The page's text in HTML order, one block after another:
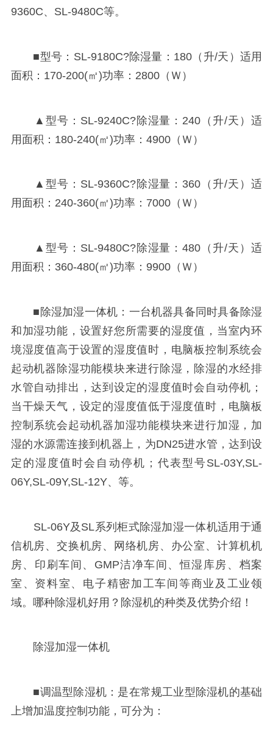
9360C、SL-9480C等。
■型号：SL-9180C?除湿量：180（升/天）适用
面积：170-200(㎡)功率：2800（Ｗ）
▲型号：SL-9240C?除湿量：240（升/天）适
用面积：180-240(㎡)功率：4900（Ｗ）
▲型号：SL-9360C?除湿量：360（升/天）适
用面积：240-360(㎡)功率：7000（Ｗ）
▲型号：SL-9480C?除湿量：480（升/天）适
用面积：360-480(㎡)功率：9900（Ｗ）
■除湿加湿一体机：一台机器具备同时具备除湿
和加湿功能，设置好您所需要的湿度值，当室内环
境湿度值高于设置的湿度值时，电脑板控制系统会
起动机器除湿功能模块来进行除湿，除湿的水经排
水管自动排出，达到设定的湿度值时会自动停机；
当干燥天气，设定的湿度值低于湿度值时，电脑板
控制系统会起动机器加湿功能模块来进行加湿，加
湿的水源需连接到机器上，为DN25进水管，达到设
定的湿度值时会自动停机；代表型号SL-03Y,SL-
06Y,SL-09Y,SL-12Y、等。
SL-06Y及SL系列柜式除湿加湿一体机适用于通
信机房、交换机房、网络机房、办公室、计算机机
房、印刷车间、GMP洁净车间、恒湿库房、档案
室、资料室、电子精密加工车间等商业及工业领
域。哪种除湿机好用？除湿机的种类及优势介绍！
除湿加湿一体机
■调温型除湿机：是在常规工业型除湿机的基础
上增加温度控制功能，可分为：